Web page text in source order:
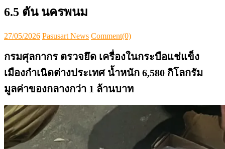
6.5 ตัน นครพนม
Posted
27/05/2026 Author
Pasusart News Comment(0)
กรมศุลกากร ตรวจยึด เครื่องในกระบือแช่แข็ง
เมืองกำเนิดต่างประเทศ น้ำหนัก 6,580 กิโลกรัม
มูลค่าของกลางกว่า 1 ล้านบาท